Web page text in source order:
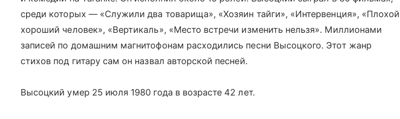
среди которых — «Служили два товарища», «Хозяин тайги», «Интервенция», «Плохой
хороший человек», «Вертикаль», «Место встречи изменить нельзя». Миллионами
записей по домашним магнитофонам расходились песни Высоцкого. Этот жанр
стихов под гитару сам он назвал авторской песней.
Высоцкий умер 25 июля 1980 года в возрасте 42 лет.